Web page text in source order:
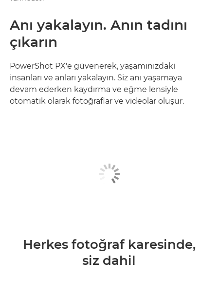
Anı yakalayın. Anın tadını
çıkarın
PowerShot PX'e güvenerek, yaşamınızdaki
insanları ve anları yakalayın. Siz anı yaşamaya
devam ederken kaydırma ve eğme lensiyle
otomatik olarak fotoğraflar ve videolar oluşur.
Herkes fotoğraf karesinde,
siz dahil